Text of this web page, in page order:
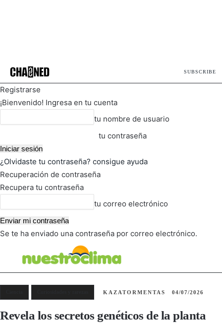
SUBSCRIBE
Registrarse
¡Bienvenido! Ingresa en tu cuenta
tu nombre de usuario
tu contraseña
¿Olvidaste tu contraseña? consigue ayuda
Recuperación de contraseña
Recupera tu contraseña
tu correo electrónico
Se te ha enviado una contraseña por correo electrónico.
KAZATORMENTAS 04/07/2026
Revela los secretos genéticos de la planta